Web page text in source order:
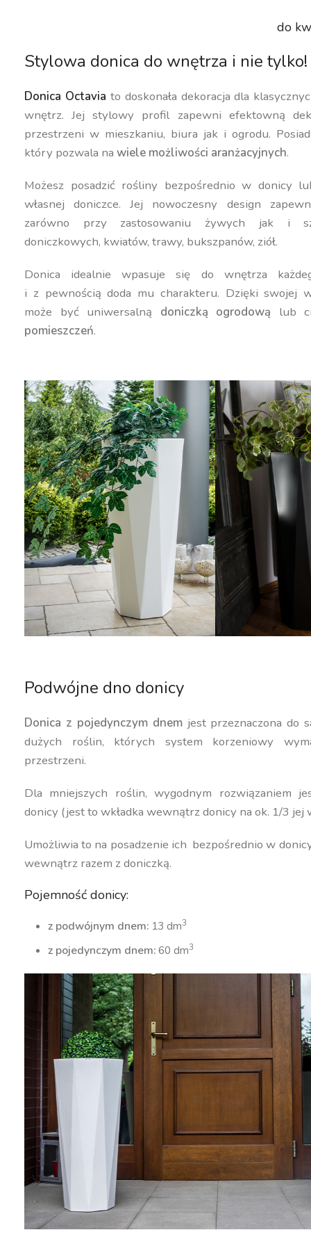
do
Stylowa donica do wnętrza i nie tylko!
Donica Octavia to doskonała dekoracja dla
wnętrz. Jej stylowy profil zapewni efektowną
przestrzeni w mieszkaniu, biura jak i ogrodu.
który pozwala nawiele możliwości aranżacyjnych.
Możesz posadzić rośliny bezpośrednio w donicy
własnej doniczce. Jej nowoczesny design
zarówno przy zastosowaniu żywych jak i
doniczkowych, kwiatów, trawy, bukszpanów, ziół.
Donica idealnie wpasuje się do wnętrza
i z pewnością doda mu charakteru. Dzięki swojej
może być uniwersalną doniczką ogrodową lub
pomieszczeń.
Podwójne dno donicy
Donica z pojedynczym dnemjest przeznaczona do
dużych roślin, których system korzeniowy
przestrzeni.
Dla mniejszych roślin, wygodnym rozwiązaniem
donicy (jest to wkładka wewnątrz donicy na ok. 1/3 jej
Umożliwia to na posadzenie ich bezpośrednio w
wewnątrz razem z doniczką.
Pojemność donicy:
z podwójnym dnem: 13 dm3
z pojedynczym dnem:60 dm3